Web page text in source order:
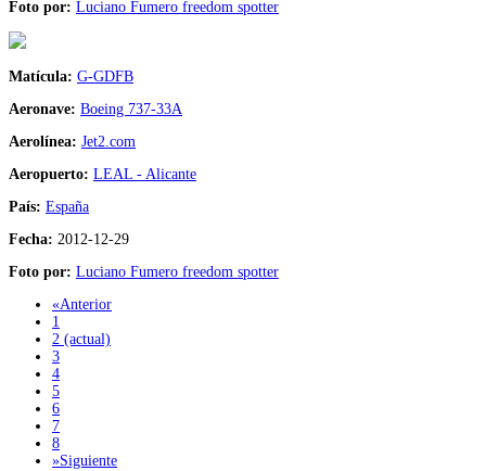
Foto por: Luciano Fumero freedom spotter
Matícula: G-GDFB
Aeronave: Boeing 737-33A
Aerolínea: Jet2.com
Aeropuerto: LEAL - Alicante
País: España
Fecha: 2012-12-29
Foto por: Luciano Fumero freedom spotter
«Anterior
1
2 (actual)
3
4
5
6
7
8
»Siguiente